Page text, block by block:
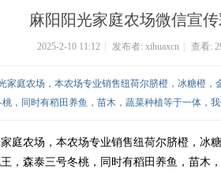
麻阳阳光家庭农场微信宣
2025-2-10 11:12 发布者: xihuaxcn 查看:
家庭农场，本农场专业销售纽荷尔脐橙，冰糖橙
，同时有稻田养鱼，苗木，蔬菜种植等于一体，
庭农场，本农场专业销售纽荷尔脐橙，冰
，森泰三号冬桃，同时有稻田养鱼，苗木